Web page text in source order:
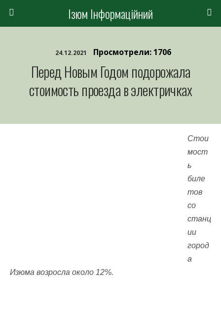
Ізюм Інформаційний
24.12.2021 Просмотрели: 1706
Перед Новым Годом подорожала
стоимость проезда в электричках
Стои
мост
ь
биле
тов
со
станц
ии
город
а
Изюма возросла около 12%.